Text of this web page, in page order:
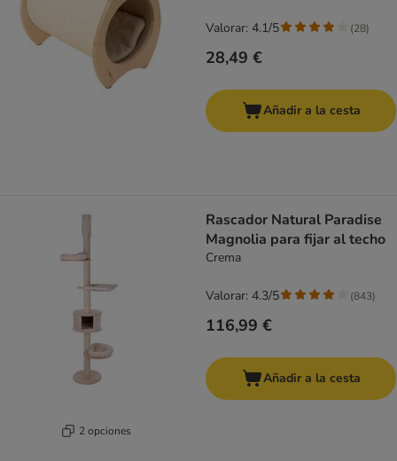
28,49 €
Valorar: 4.1/5 (28)
Añadir a la cesta
2 opciones
Rascador Natural Paradise
Magnolia para fijar al techo
Crema
116,99 €
Valorar: 4.3/5 (843)
Añadir a la cesta